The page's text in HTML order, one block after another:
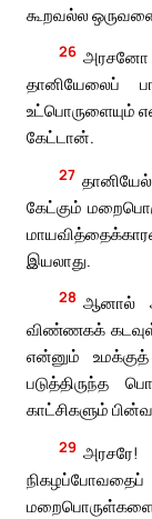
கூறவல்ல
26 அரசனோ
தானியேலைப்
உட்பொருளையும்
கேட்டான்.
27
கேட்கும்
இயலாது.
28 ஆனால்
விண்ணகக் கடவுள்
என்னும்
காட்சிகளும்
29 அரசரே!
மறைபொருள்களை